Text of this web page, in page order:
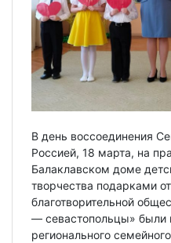
В день воссоединения
Россией, 18 марта, на
Балаклавском доме
творчества подарками
благотворительной
— севастопольцы» были
регионального